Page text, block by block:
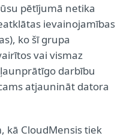
pētījumā netika
ievainojamības
ko šī grupa
vai vismaz
darbību
atjaunināt datora
kā CloudMensis tiek